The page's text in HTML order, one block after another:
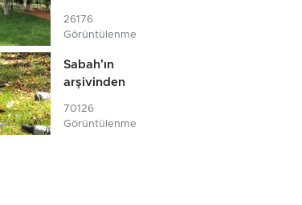
26176
Görüntülenme
Sabah'ın
arşivinden
70126
Görüntülenme